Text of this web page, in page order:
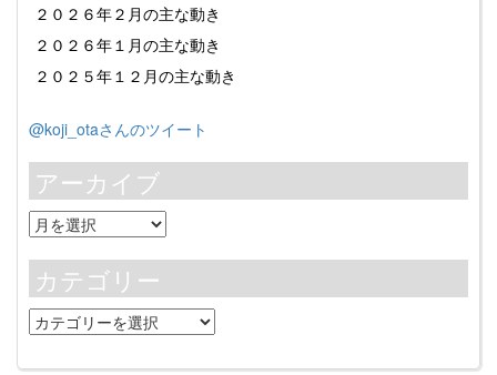
２０２６年２月の主な動き
２０２６年１月の主な動き
２０２５年１２月の主な動き
@koji_otaさんのツイート
アーカイブ
ア
ー
カ
イ
ブ
カテゴリー
カ
テ
ゴ